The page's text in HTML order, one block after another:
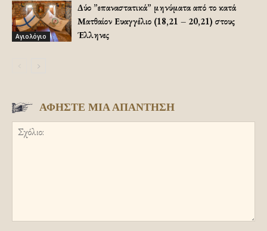
Αγιολόγιο
Δύο ”επαναστατικά” μηνύματα από το κατά
Ματθαίον Ευαγγέλιο (18,21 – 20,21) στους
Έλληνες
ΑΦΗΣΤΕ ΜΙΑ ΑΠΑΝΤΗΣΗ